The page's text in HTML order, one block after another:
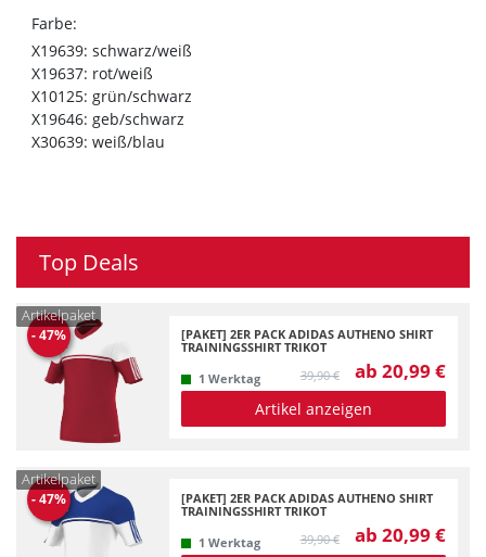
Farbe:
X19639: schwarz/weiß
X19637: rot/weiß
X10125: grün/schwarz
X19646: geb/schwarz
X30639: weiß/blau
Top Deals
-47%
Artikelpaket
[PAKET] 2ER PACK ADIDAS AUTHENO SHIRT
TRAININGSSHIRT TRIKOT
1 Werktag 39,90 € ab 20,99 €
Artikel anzeigen
-47%
Artikelpaket
[PAKET] 2ER PACK ADIDAS AUTHENO SHIRT
TRAININGSSHIRT TRIKOT
1 Werktag 39,90 € ab 20,99 €